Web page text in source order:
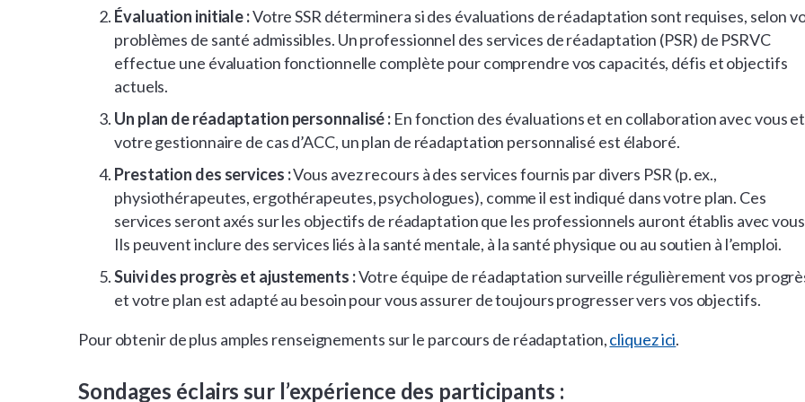
Évaluation initiale :Votre SSR déterminera si des évaluations de réadaptation sont requises, selon
problèmes de santé admissibles. Un professionnel des services de réadaptation (PSR) de PSRVC
effectue une évaluation fonctionnelle complète pour comprendre vos capacités, défis et objectifs
actuels.
Un plan de réadaptation personnalisé : En fonction des évaluations et en collaboration avec vous et
votre gestionnaire de cas d’ACC, un plan de réadaptation personnalisé est élaboré.
Prestation des services :Vous avez recours à des services fournis par divers PSR (p. ex.,
physiothérapeutes, ergothérapeutes, psychologues), comme il est indiqué dans votre plan. Ces
services seront axés sur les objectifs de réadaptation que les professionnels auront établis avec
Ils peuvent inclure des services liés à la santé mentale, à la santé physique ou au soutien à l’emploi.
Suivi des progrès et ajustements :Votre équipe de réadaptation surveille régulièrement vos
et votre plan est adapté au besoin pour vous assurer de toujours progresser vers vos objectifs.
Pour obtenir de plus amples renseignements sur le parcours de réadaptation,cliquez ici.
Sondages éclairs sur l’expérience des participants :